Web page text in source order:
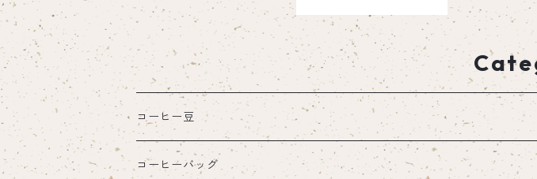
コーヒー豆
デカフェ(カフェインレス)
コーヒーバッグ